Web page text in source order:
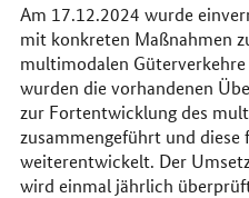
Am 17.12.2024 wurde
mit konkreten Maßnahmen
multimodalen
wurden die vorhandenen
zur Fortentwicklung des
zusammengeführt und
weiterentwickelt. Der
wird einmal jährlich